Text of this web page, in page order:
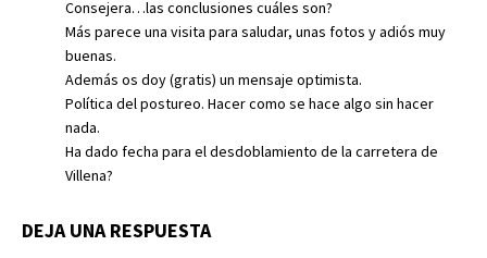
Consejera…las conclusiones cuáles son?
Más parece una visita para saludar, unas fotos y adiós muy
buenas.
Además os doy (gratis) un mensaje optimista.
Política del postureo. Hacer como se hace algo sin hacer
nada.
Ha dado fecha para el desdoblamiento de la carretera de
Villena?
DEJA UNA RESPUESTA